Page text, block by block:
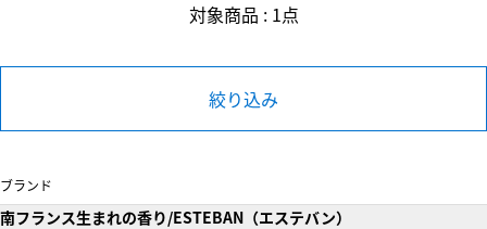
対象商品 : 1点
絞り込み
ブランド
南フランス生まれの香り/ESTEBAN（エステバン）